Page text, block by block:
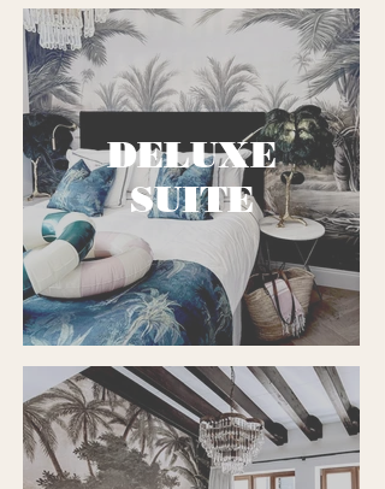
DELUXE
SUITE